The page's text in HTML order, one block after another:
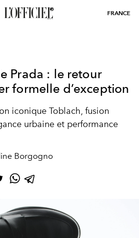
FRANCE
Prada : le retour
formelle d’exception
iconique Toblach, fusion
urbaine et performance
Borgogno